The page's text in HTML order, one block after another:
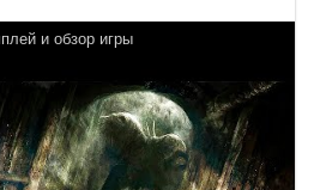
и обзор игры